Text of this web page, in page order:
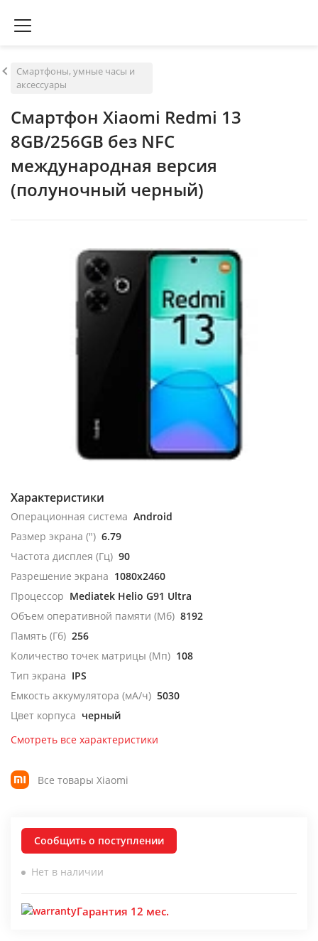
Смартфоны, умные часы и
аксессуары
Смартфон Xiaomi Redmi 13
8GB/256GB без NFC
международная версия
(полуночный черный)
Характеристики
Операционная система Android
Размер экрана (") 6.79
Частота дисплея (Гц) 90
Разрешение экрана 1080x2460
Процессор Mediatek Helio G91 Ultra
Объем оперативной памяти (Мб) 8192
Память (Гб) 256
Количество точек матрицы (Мп) 108
Тип экрана IPS
Емкость аккумулятора (мА/ч) 5030
Цвет корпуса черный
Смотреть все характеристики
Все товары Xiaomi
Сообщить о поступлении
Нет в наличии
Гарантия 12 мес.